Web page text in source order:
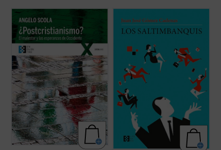
sociológicamente postcristiana, el cardenal
Scola se pregunta si ha llegado el tiempo
del «postcristianismo» o si, por el
contrario, es posible encontrar hoy
hombres y mujeres que continúen
esperando que haya ...
(ver ficha)
de despachos de acero y metacrilato,
cámaras ocultas, selectos restaurantes y
exclusivos clubs deportivos, con
cada palabra tiene un precio.
La trama arranca ...(ver ficha)